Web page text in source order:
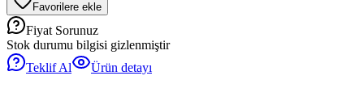
Favorilere ekle
Fiyat Sorunuz
Stok durumu bilgisi gizlenmiştir
Teklif Al
Ürün detayı